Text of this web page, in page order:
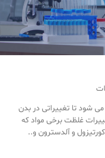
شود تا تغییراتی در بدن
غلظت برخی مواد که
و آلدسترون و..